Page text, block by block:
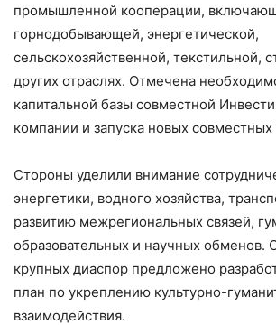
промышленной кооперации,
горнодобывающей, энергетической,
сельскохозяйственной, текстильной,
других отраслях. Отмечена
капитальной базы совместной
компании и запуска новых совместных
Стороны уделили внимание
энергетики, водного хозяйства,
развитию межрегиональных связей,
образовательных и научных обменов.
крупных диаспор предложено
план по укреплению культурно-
взаимодействия.